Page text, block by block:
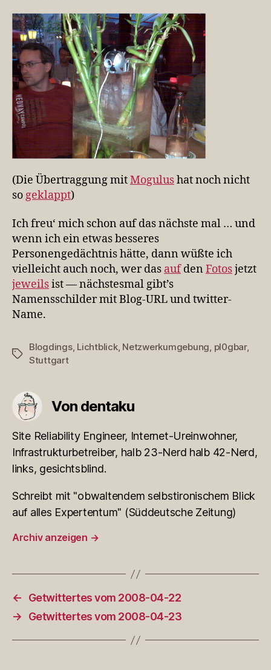
(Die Übertraggung mitMogulushat noch nicht
so geklappt)
Ich freu‘ mich schon auf das nächste mal … und
wenn ich ein etwas besseres
Personengedächtnis hätte, dann wüßte ich
vielleicht auch noch, wer das aufden Fotosjetzt
jeweilsist — nächstesmal gibt’s
Namensschilder mit Blog-URL und twitter-
Name.
Schlagwörter
Blogdings, Lichtblick, Netzwerkumgebung, pl0gbar,
Stuttgart
Von dentaku
Site Reliability Engineer, Internet-Ureinwohner,
Infrastrukturbetreiber, halb 23-Nerd halb 42-Nerd,
links, gesichtsblind.
Schreibt mit "obwaltendem selbstironischem Blick
auf alles Expertentum" (Süddeutsche Zeitung)
Archiv anzeigen →
←
Getwittertes vom 2008-04-22
→
Getwittertes vom 2008-04-23